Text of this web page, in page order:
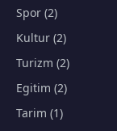
Spor (2)
Kultur (2)
Turizm (2)
Egitim (2)
Tarim (1)